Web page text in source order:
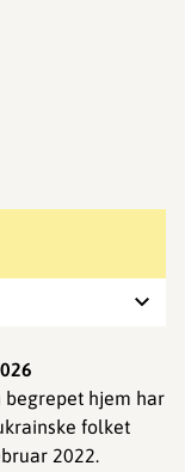
hjem har
folket
2022.